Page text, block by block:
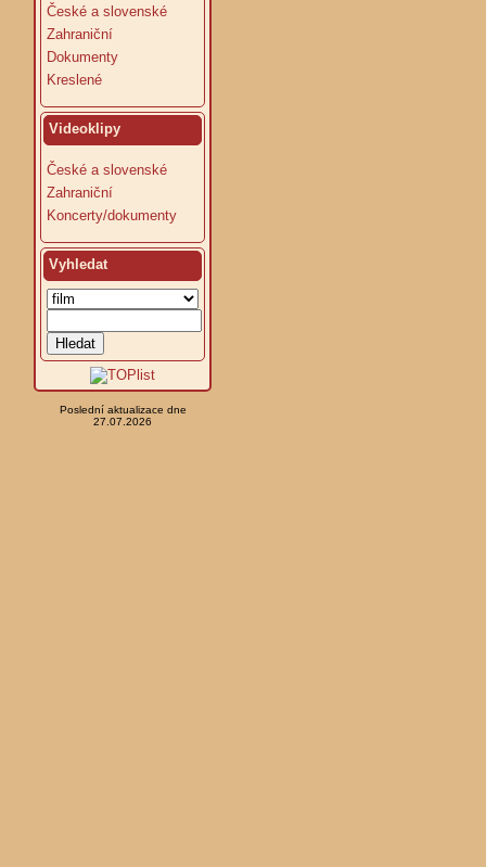
České a slovenské
Zahraniční
Dokumenty
Kreslené
Videoklipy
České a slovenské
Zahraniční
Koncerty/dokumenty
Vyhledat
Poslední aktualizace dne
27.07.2026